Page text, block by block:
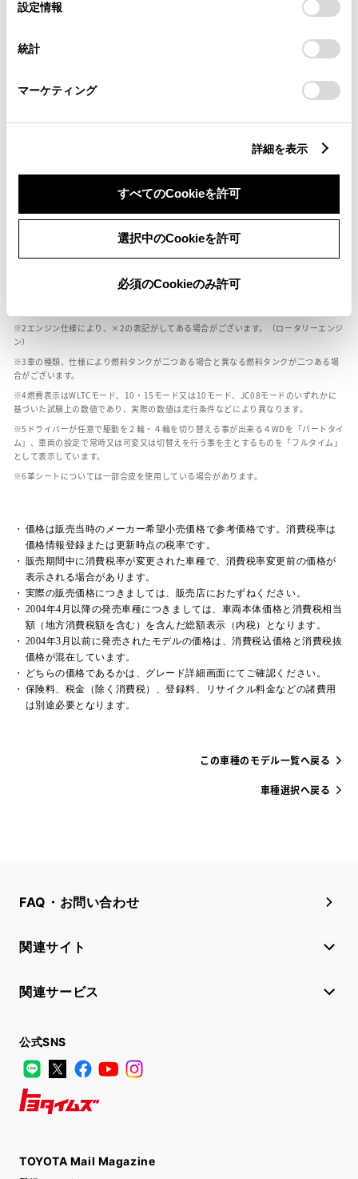
デバイスにすべてのCookie(クッキー)が保存されることに同
意したことになります。Cookie(クッキー)のオプトアウト、
設定の変更、同意を撤回したりするにあたっては、当社の
「Cookie（クッキー）情報の取り扱いについて
」をご覧くだ
設定情報
統計
マーケティング
詳細を表示
すべてのCookieを許可
選択中のCookieを許可
必須のCookieのみ許可
燃料・性能・詳細スペック
装備・オプション
車の種類、仕様により数値が複数ある場合とサスペンション形式などにより、ホイ
エンジン仕様により、×2の表記がしてある場合がございます。（ロータリーエンジ
ン）
車の種類、仕様により燃料タンクが二つある場合と異なる燃料タンクが二つある場
合がございます。
燃費表示はWLTCモード、10・15モード又は10モード、JC08モードのいずれかに
基づいた試験上の数値であり、実際の数値は走行条件などにより異なります。
ドライバーが任意で駆動を２輪・４輪を切り替える事が出来る４WDを「パートタイ
ム」、車両の設定で常時又は可変又は切替えを行う事を主とするものを「フルタイム」
として表示しています。
革シートについては一部合皮を使用している場合があります。
価格は販売当時のメーカー希望小売価格で参考価格です。消費税率は
価格情報登録または更新時点の税率です。
販売期間中に消費税率が変更された車種で、消費税率変更前の価格が
表示される場合があります。
実際の販売価格につきましては、販売店におたずねください。
2004年4月以降の発売車種につきましては、車両本体価格と消費税相当
額（地方消費税額を含む）を含んだ総額表示（内税）となります。
2004年3月以前に発売されたモデルの価格は、消費税込価格と消費税抜
価格が混在しています。
どちらの価格であるかは、グレード詳細画面にてご確認ください。
保険料、税金（除く消費税）、登録料、リサイクル料金などの諸費用
は別途必要となります。
この車種のモデル一覧へ戻る
車種選択へ戻る
FAQ・お問い合わせ
関連サイト
関連サービス
公式SNS
LINE
X FacebookYouTube
TOYOTA Mail Magazine